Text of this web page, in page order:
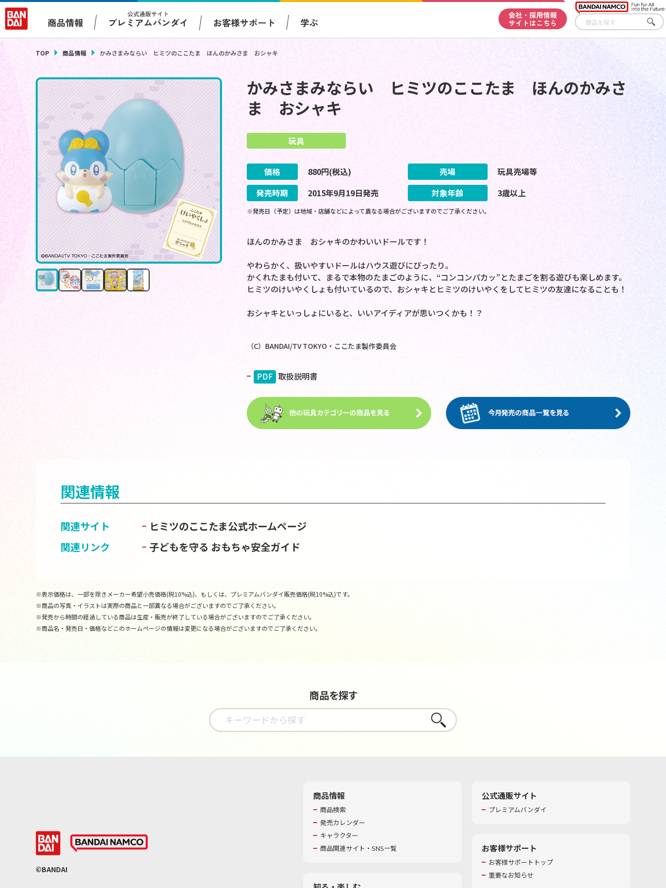
商品情報
公式通販サイト
プレミアムバンダイ お客様サポート 学ぶ
会社・採用情報
サイトはこちら
さが
す
TOP 商品情報 かみさまみならい ヒミツのここたま ほんのかみさま おシャキ
かみさまみならい ヒミツのここたま ほんのかみさ
ま おシャキ
玩具
価格 880円(税込) 売場
玩具売場等
発売時期
2015年9月19日発売 対象年齢 3歳以上
※発売日（予定）は地域・店舗などによって異なる場合がございますのでご了承ください。
ほんのかみさま おシャキのかわいいドールです！
やわらかく、扱いやすいドールはハウス遊びにぴったり。
かくれたまも付いて、まるで本物のたまごのように、“コンコンパカッ”とたまごを割る遊びも楽しめます。
ヒミツのけいやくしょも付いているので、おシャキとヒミツのけいやくをしてヒミツの友達になることも！
おシャキといっしょにいると、いいアイディアが思いつくかも！？
（C）BANDAI/TV TOKYO・ここたま製作委員会
PDF 取扱説明書
関連情報
関連サイト
ヒミツのここたま公式ホームページ
関連リンク
子どもを守る おもちゃ安全ガイド
※表示価格は、一部を除きメーカー希望小売価格(税10%込)、もしくは、プレミアムバンダイ販売価格(税10%込)です。
※商品の写真・イラストは実際の商品と一部異なる場合がございますのでご了承ください。
※発売から時間の経過している商品は生産・販売が終了している場合がございますのでご了承ください。
※商品名・発売日・価格などこのホームページの情報は変更になる場合がございますのでご了承ください。
商品を探す
さがす
©BANDAI
商品情報
商品検索
発売カレンダー
キャラクター
商品関連サイト・SNS一覧
公式通販サイト
プレミアムバンダイ
お客様サポート
お客様サポートトップ
重要なお知らせ